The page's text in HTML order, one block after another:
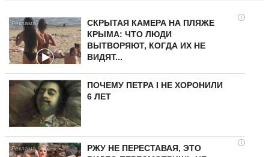
i
СКРЫТАЯ КАМЕРА НА ПЛЯЖЕ
КРЫМА: ЧТО ЛЮДИ
ВЫТВОРЯЮТ, КОГДА ИХ НЕ
ВИДЯТ...
ПОЧЕМУ ПЕТРА I НЕ ХОРОНИЛИ
6 ЛЕТ
i
РЖУ НЕ ПЕРЕСТАВАЯ, ЭТО